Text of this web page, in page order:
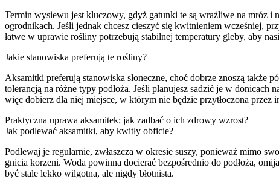
Termin wysiewu jest kluczowy, gdyż gatunki te są wrażliwe na mróz i
ogrodnikach. Jeśli jednak chcesz cieszyć się kwitnieniem wcześniej,
łatwe w uprawie rośliny potrzebują stabilnej temperatury gleby, aby
Jakie stanowiska preferują te rośliny?
Aksamitki preferują stanowiska słoneczne, choć dobrze znoszą
tolerancją na różne typy podłoża. Jeśli planujesz sadzić je w
więc dobierz dla niej miejsce, w którym nie będzie przytłoczona
Praktyczna uprawa aksamitek: jak zadbać o ich zdrowy wzrost?
Jak podlewać aksamitki, aby kwitły obficie?
Podlewaj je regularnie, zwłaszcza w okresie suszy, ponieważ mimo
gnicia korzeni. Woda powinna docierać bezpośrednio do podłoża,
być stale lekko wilgotna, ale nigdy błotnista.